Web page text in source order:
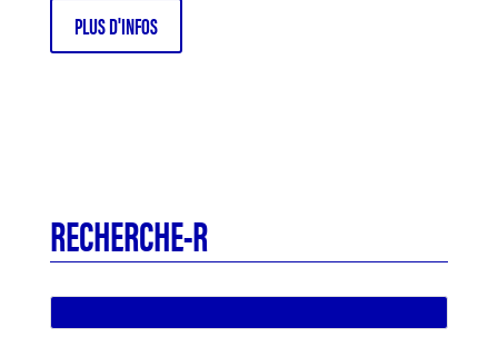
PLUS D'INFOS
RECHERCHE-R